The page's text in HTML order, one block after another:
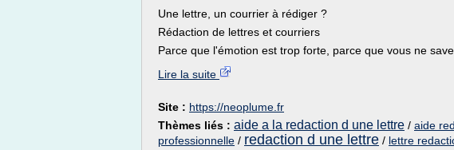
Une lettre, un courrier à rédiger ?
Rédaction de lettres et courriers
Parce que l'émotion est trop forte, parce que vous ne
Lire la suite
Site : https://neoplume.fr
Thèmes liés : aide a la redaction d une lettre / aide
professionnelle / redaction d une lettre / lettre